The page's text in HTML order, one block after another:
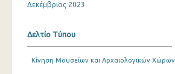
Μαρτίου 2024
Φεβρουαρίου 2024
Δεκέμβριος 2023
Δελτίο Τύπου
Κίνηση Μουσείων και Αρχαιολογικών Χώρων